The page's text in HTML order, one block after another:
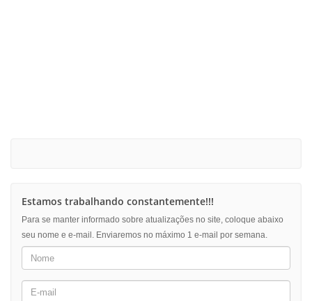
Estamos trabalhando constantemente!!!
Para se manter informado sobre atualizações no site, coloque abaixo
seu nome e e-mail. Enviaremos no máximo 1 e-mail por semana.